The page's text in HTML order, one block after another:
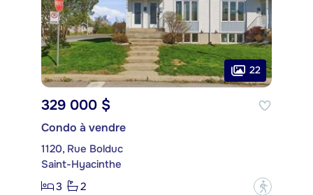
22
329 000 $
Condo à vendre
1120, Rue Bolduc
Saint-Hyacinthe
3
2 ?